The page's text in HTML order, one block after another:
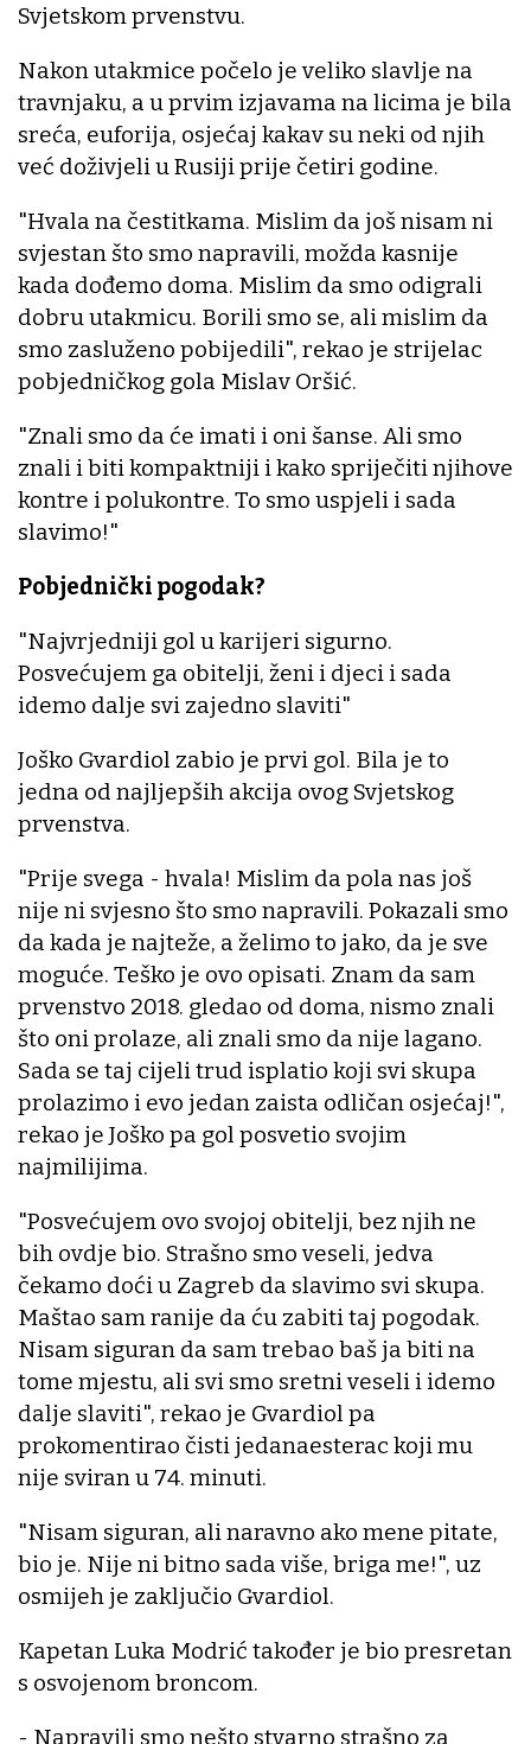
Svjetskom prvenstvu.
Nakon utakmice počelo je veliko slavlje na
travnjaku, a u prvim izjavama na licima je bila
sreća, euforija, osjećaj kakav su neki od njih
već doživjeli u Rusiji prije četiri godine.
"Hvala na čestitkama. Mislim da još nisam ni
svjestan što smo napravili, možda kasnije
kada dođemo doma. Mislim da smo odigrali
dobru utakmicu. Borili smo se, ali mislim da
smo zasluženo pobijedili", rekao je strijelac
pobjedničkog gola Mislav Oršić.
"Znali smo da će imati i oni šanse. Ali smo
znali i biti kompaktniji i kako spriječiti njihove
kontre i polukontre. To smo uspjeli i sada
slavimo!"
Pobjednički pogodak?
"Najvrjedniji gol u karijeri sigurno.
Posvećujem ga obitelji, ženi i djeci i sada
idemo dalje svi zajedno slaviti"
Joško Gvardiol zabio je prvi gol. Bila je to
jedna od najljepših akcija ovog Svjetskog
prvenstva.
"Prije svega - hvala! Mislim da pola nas još
nije ni svjesno što smo napravili. Pokazali smo
da kada je najteže, a želimo to jako, da je sve
moguće. Teško je ovo opisati. Znam da sam
prvenstvo 2018. gledao od doma, nismo znali
što oni prolaze, ali znali smo da nije lagano.
Sada se taj cijeli trud isplatio koji svi skupa
prolazimo i evo jedan zaista odličan osjećaj!",
rekao je Joško pa gol posvetio svojim
najmilijima.
"Posvećujem ovo svojoj obitelji, bez njih ne
bih ovdje bio. Strašno smo veseli, jedva
čekamo doći u Zagreb da slavimo svi skupa.
Maštao sam ranije da ću zabiti taj pogodak.
Nisam siguran da sam trebao baš ja biti na
tome mjestu, ali svi smo sretni veseli i idemo
dalje slaviti", rekao je Gvardiol pa
prokomentirao čisti jedanaesterac koji mu
nije sviran u 74. minuti.
"Nisam siguran, ali naravno ako mene pitate,
bio je. Nije ni bitno sada više, briga me!", uz
osmijeh je zaključio Gvardiol.
Kapetan Luka Modrić također je bio presretan
s osvojenom broncom.
- Napravili smo nešto stvarno strašno za